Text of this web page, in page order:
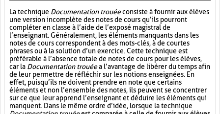
La technique Documentation trouéeconsiste à fournir aux élèves
une version incomplète des notes de cours qu’ils pourront
compléter en classe à l’aide de l’exposé magistral de
l’enseignant. Généralement, les éléments manquants dans les
notes de cours correspondent à des mots-clés, à de courtes
phrases ou à la solution d’un exercice. Cette technique est
préférable à l’absence totale de notes de cours pour les élèves,
car la Documentation trouéea l’avantage de libérer du temps afin
de leur permettre de réfléchir sur les notions enseignées. En
effet, puisqu’ils ne doivent prendre en note que certains
éléments et non l’ensemble des notes, ils peuvent se concentrer
sur ce que leur apprend l’enseignant et déduire les éléments qui
manquent. Dans le même ordre d’idée, lorsque la technique